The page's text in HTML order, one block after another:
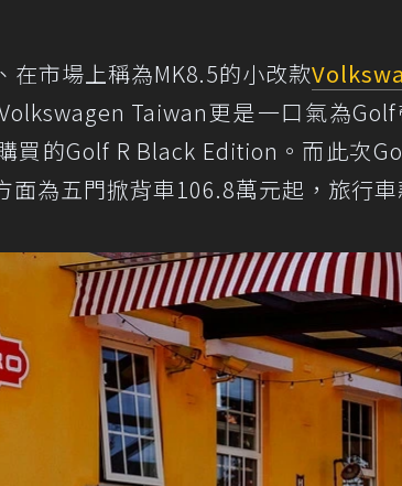
、在市場上稱為MK8.5的小改款
Taiwan更是一口氣為
買的Golf R Black Edition。而此次
面為五門掀背車106.8萬元起，旅行